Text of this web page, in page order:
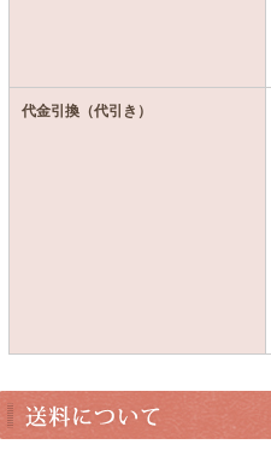
代金引換（代引き）